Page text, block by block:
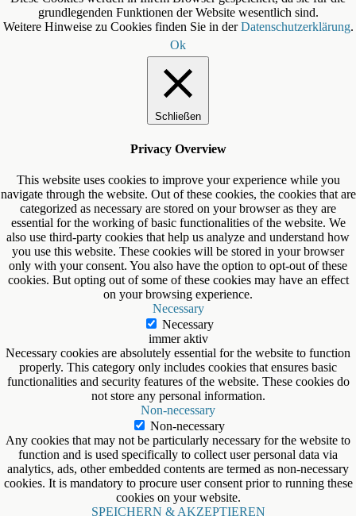
grundlegenden Funktionen der Website wesentlich sind.
Weitere Hinweise zu Cookies finden Sie in derDatenschutzerklärung.
Ok
Schließen
Privacy Overview
This website uses cookies to improve your experience while you
navigate through the website. Out of these cookies, the cookies that are
categorized as necessary are stored on your browser as they are
essential for the working of basic functionalities of the website. We
also use third-party cookies that help us analyze and understand how
you use this website. These cookies will be stored in your browser
only with your consent. You also have the option to opt-out of these
cookies. But opting out of some of these cookies may have an effect
on your browsing experience.
Necessary
Necessary
immer aktiv
Necessary cookies are absolutely essential for the website to function
properly. This category only includes cookies that ensures basic
functionalities and security features of the website. These cookies do
not store any personal information.
Non-necessary
Non-necessary
Any cookies that may not be particularly necessary for the website to
function and is used specifically to collect user personal data via
analytics, ads, other embedded contents are termed as non-necessary
cookies. It is mandatory to procure user consent prior to running these
cookies on your website.
SPEICHERN & AKZEPTIEREN